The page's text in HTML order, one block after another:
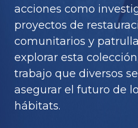
acciones como
proyectos de
comunitarios y
explorar esta
trabajo que diversos
asegurar el futuro de
hábitats.